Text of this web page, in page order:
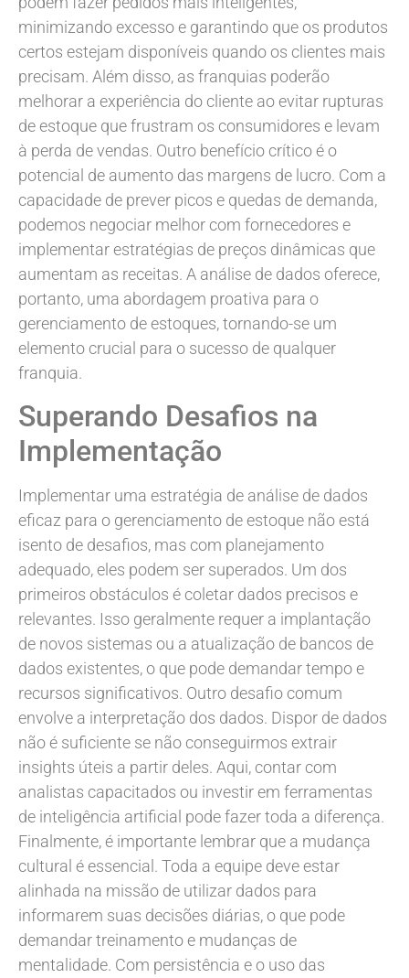
minimizando excesso e garantindo que os produtos
certos estejam disponíveis quando os clientes mais
precisam. Além disso, as franquias poderão
melhorar a experiência do cliente ao evitar rupturas
de estoque que frustram os consumidores e levam
à perda de vendas. Outro benefício crítico é o
potencial de aumento das margens de lucro. Com a
capacidade de prever picos e quedas de demanda,
podemos negociar melhor com fornecedores e
implementar estratégias de preços dinâmicas que
aumentam as receitas. A análise de dados oferece,
portanto, uma abordagem proativa para o
gerenciamento de estoques, tornando-se um
elemento crucial para o sucesso de qualquer
franquia.
Superando Desafios na
Implementação
Implementar uma estratégia de análise de dados
eficaz para o gerenciamento de estoque não está
isento de desafios, mas com planejamento
adequado, eles podem ser superados. Um dos
primeiros obstáculos é coletar dados precisos e
relevantes. Isso geralmente requer a implantação
de novos sistemas ou a atualização de bancos de
dados existentes, o que pode demandar tempo e
recursos significativos. Outro desafio comum
envolve a interpretação dos dados. Dispor de dados
não é suficiente se não conseguirmos extrair
insights úteis a partir deles. Aqui, contar com
analistas capacitados ou investir em ferramentas
de inteligência artificial pode fazer toda a diferença.
Finalmente, é importante lembrar que a mudança
cultural é essencial. Toda a equipe deve estar
alinhada na missão de utilizar dados para
informarem suas decisões diárias, o que pode
demandar treinamento e mudanças de
mentalidade. Com persistência e o uso das